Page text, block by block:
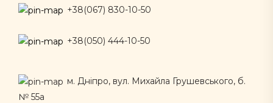
+38(067) 830-10-50
+38(050) 444-10-50
м. Дніпро, вул. Михайла Грушевського, б.
№ 55а